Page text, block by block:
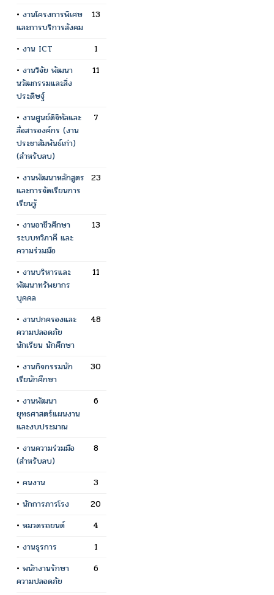
• งานโครงการพิเศษ
และการบริการสังคม
13
• งาน ICT
1
• งานวิจัย พัฒนา
นวัฒกรรมและสิ่ง
ประดิษฐ์
11
• งานศูนย์ดิจิทัลและ
สื่อสารองค์กร (งาน
ประชาสัมพันธ์เก่า)
(สำหรับลบ)
7
• งานพัฒนาหลักสูตร
และการจัดเรียนการ
เรียนรู้
23
• งานอาชีวศึกษา
ระบบทวิภาคี และ
ความร่วมมือ
13
• งานบริหารและ
พัฒนาทรัพยากร
บุคคล
11
• งานปกครองและ
ความปลอดภัย
นักเรียน นักศึกษา
48
• งานกิจกรรมนัก
เรียนักศึกษา
30
• งานพัฒนา
ยุทธศาสตร์แผนงาน
และงบประมาณ
6
• งานความร่วมมือ
(สำหรับลบ)
8
• คนงาน
3
• นักการภารโรง
20
• หมวดรถยนต์
4
• งานธุรการ
1
• พนักงานรักษา
ความปลอดภัย
6